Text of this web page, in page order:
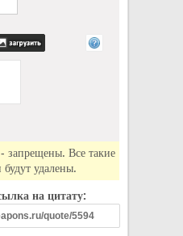
запрещены. Все такие
удалены.
на цитату: